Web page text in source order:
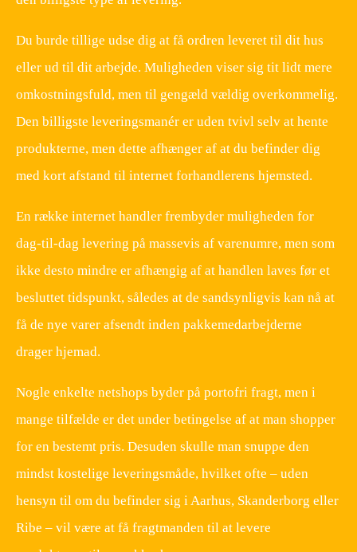
Du burde tillige udse dig at få ordren leveret til dit hus
eller ud til dit arbejde. Muligheden viser sig tit lidt mere
omkostningsfuld, men til gengæld vældig overkommelig.
Den billigste leveringsmanér er uden tvivl selv at hente
produkterne, men dette afhænger af at du befinder dig
med kort afstand til internet forhandlerens hjemsted.
En række internet handler frembyder muligheden for
dag-til-dag levering på massevis af varenumre, men som
ikke desto mindre er afhængig af at handlen laves før et
besluttet tidspunkt, således at de sandsynligvis kan nå at
få de nye varer afsendt inden pakkemedarbejderne
drager hjemad.
Nogle enkelte netshops byder på portofri fragt, men i
mange tilfælde er det under betingelse af at man shopper
for en bestemt pris. Desuden skulle man snuppe den
mindst kostelige leveringsmåde, hvilket ofte – uden
hensyn til om du befinder sig i Aarhus, Skanderborg eller
Ribe – vil være at få fragtmanden til at levere